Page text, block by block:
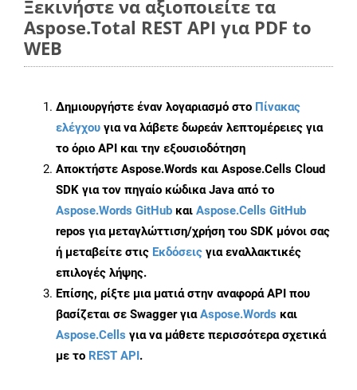
Ξεκινήστε να αξιοποιείτε τα
Aspose.Total REST API για PDF to
WEB
Δημιουργήστε έναν λογαριασμό στο Πίνακας
ελέγχου για να λάβετε δωρεάν λεπτομέρειες για
το όριο API και την εξουσιοδότηση
Αποκτήστε Aspose.Words και Aspose.Cells Cloud
SDK για τον πηγαίο κώδικα Java από το
Aspose.Words GitHub και Aspose.Cells GitHub
repos για μεταγλώττιση/χρήση του SDK μόνοι σας
ή μεταβείτε στις Εκδόσεις για εναλλακτικές
επιλογές λήψης.
Επίσης, ρίξτε μια ματιά στην αναφορά API που
βασίζεται σε Swagger γιαAspose.Words και
Aspose.Cells για να μάθετε περισσότερα σχετικά
με το REST API.